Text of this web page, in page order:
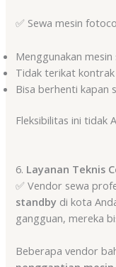
✅ Sewa mesin
Menggunakan
Tidak terikat
Bisa berhenti kapan
Fleksibilitas ini tidak
6. Layanan Teknis
✅ Vendor sewa
standby di kota
gangguan, mereka
Beberapa vendor